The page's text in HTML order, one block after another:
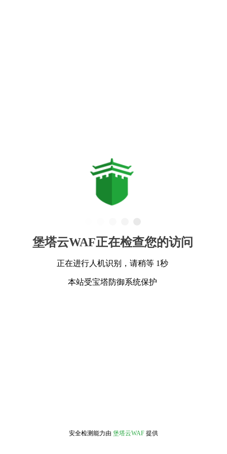
堡塔云WAF正在检查您的访问
正在进行人机识别，请稍等 1秒
本站受宝塔防御系统保护
安全检测能力由 堡塔云WAF 提供